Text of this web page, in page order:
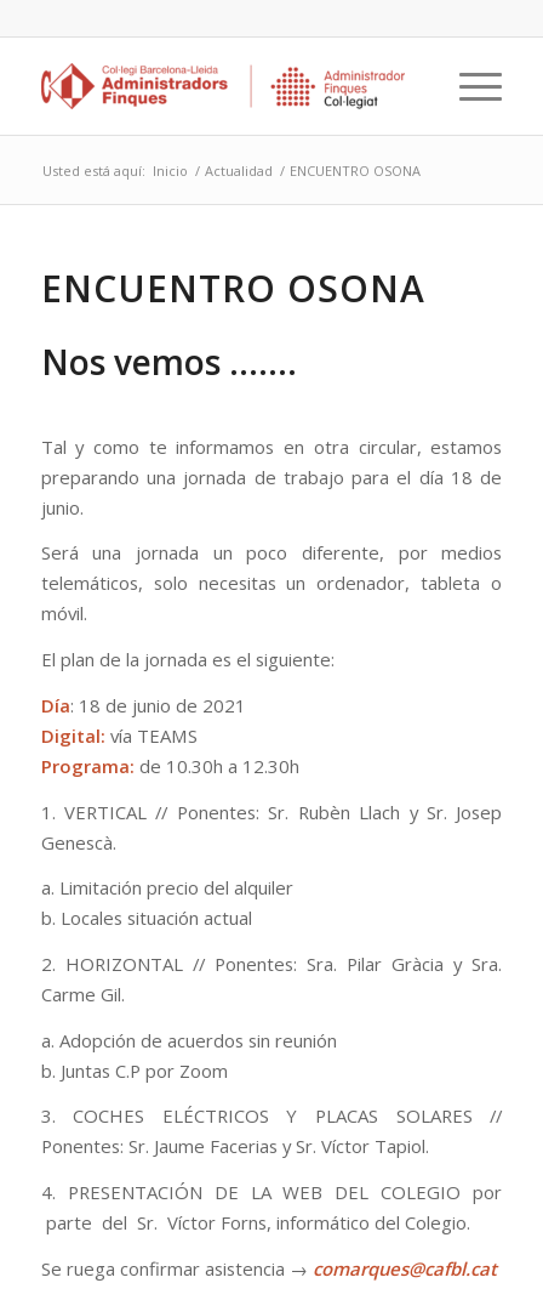
Usted está aquí: Inicio / Actualidad / ENCUENTRO OSONA
ENCUENTRO OSONA
Nos vemos …….
Tal y como te informamos en otra circular, estamos
preparando una jornada de trabajo para el día 18 de
junio.
Será una jornada un poco diferente, por medios
telemáticos, solo necesitas un ordenador, tableta o
móvil.
El plan de la jornada es el siguiente:
Día: 18 de junio de 2021
Digital: vía TEAMS
Programa: de 10.30h a 12.30h
1. VERTICAL // Ponentes: Sr. Rubèn Llach y Sr. Josep
Genescà.
a. Limitación precio del alquiler
b. Locales situación actual
2. HORIZONTAL // Ponentes: Sra. Pilar Gràcia y Sra.
Carme Gil.
a. Adopción de acuerdos sin reunión
b. Juntas C.P por Zoom
3. COCHES ELÉCTRICOS Y PLACAS SOLARES //
Ponentes: Sr. Jaume Facerias y Sr. Víctor Tapiol.
4. PRESENTACIÓN DE LA WEB DEL COLEGIO por
parte del Sr. Víctor Forns, informático del Colegio.
Se ruega confirmar asistencia → comarques@cafbl.cat